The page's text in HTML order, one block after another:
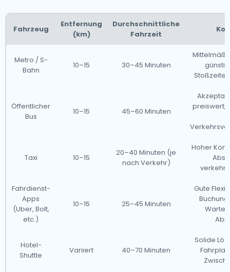
Fahrzeug
Entfernung
(km)
Durchschnittliche
Fahrzeit
Metro / S-
Bahn
10–15 30–45 Minuten
Öffentlicher
Bus
10–15 45–60 Minuten
preiswert,
Taxi 10–15
20–40 Minuten (je
nach Verkehr)
Hoher
Fahrdienst-
Apps
(Uber, Bolt,
etc.)
10–15 25–45 Minuten
Gute
Hotel-
Shuttle
Variiert 40–70 Minuten
Solide